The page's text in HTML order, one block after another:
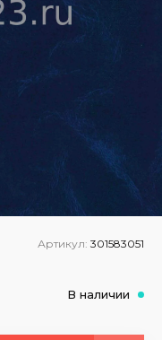
Артикул: 301583051
В наличии